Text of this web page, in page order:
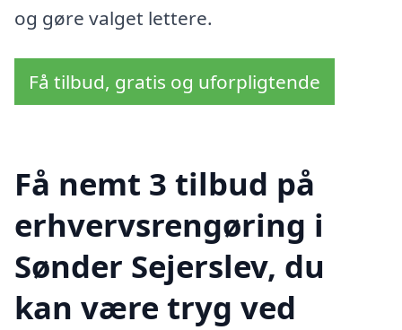
og gøre valget lettere.
Få tilbud, gratis og uforpligtende
Få nemt 3 tilbud på
erhvervsrengøring i
Sønder Sejerslev, du
kan være tryg ved